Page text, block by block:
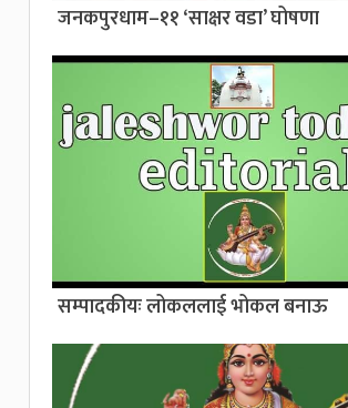
जनकपुरधाम–११ ‘साक्षर वडा’ घोषणा
सम्पादकीयः लोकललाई भोकल बनाऊ